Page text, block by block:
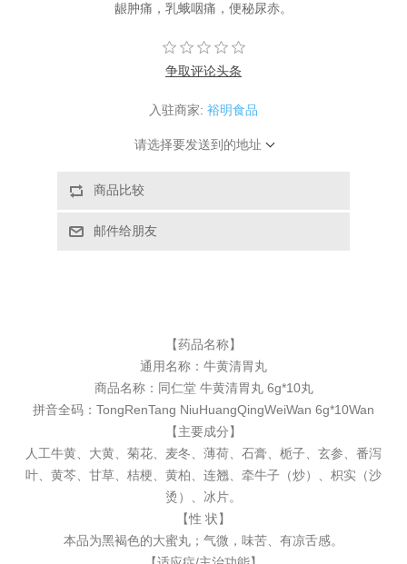
龈肿痛，乳蛾咽痛，便秘尿赤。
争取评论头条
入驻商家: 裕明食品
请选择要发送到的地址
【药品名称】
通用名称： 牛黄清胃丸
商品名称：同仁堂 牛黄清胃丸 6g*10丸
拼音全码：TongRenTang NiuHuangQingWeiWan 6g*10Wan
【主要成分】
人工牛黄、大黄、菊花、麦冬、薄荷、石膏、栀子、玄参、番泻
叶、黄芩、甘草、桔梗、黄柏、连翘、牵牛子（炒）、枳实（沙
烫）、冰片。
【性 状】
本品为黑褐色的大蜜丸；气微，味苦、有凉舌感。